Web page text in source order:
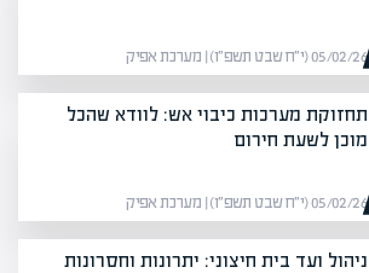
05/02/26 (י״ח שבט תשפ״ו) | מערכת אפיק
תחזוקת מערכות כיבוי אש: לוודא שהכל
מוכן לשעת חירום
05/02/26 (י״ח שבט תשפ״ו) | מערכת אפיק
ניהול ועד בית חיצוני: יתרונות וחסרונות